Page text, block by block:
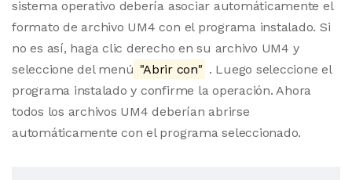
sistema operativo debería asociar automáticamente el
formato de archivo UM4 con el programa instalado. Si
no es así, haga clic derecho en su archivo UM4 y
seleccione del menú "Abrir con" . Luego seleccione el
programa instalado y confirme la operación. Ahora
todos los archivos UM4 deberían abrirse
automáticamente con el programa seleccionado.